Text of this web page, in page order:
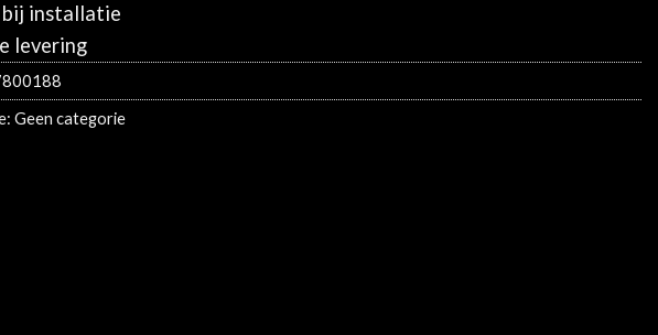
bij installatie
levering
Geen categorie